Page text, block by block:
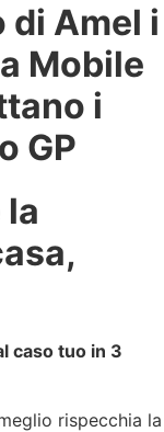
di Amel i
Mobile
i
GP
caso tuo in 3
rispecchia la